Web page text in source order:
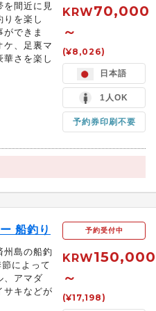
を間近に見
りを楽し
できま
ケ、足裏マ
華さを楽し
KRW70,000
～
(¥8,026)
日本語
1人OK
予約券印刷不要
船釣り
州島の船釣
によって
、アマダ
サキなどが
予約受付中
KRW150,000
～
(¥17,198)